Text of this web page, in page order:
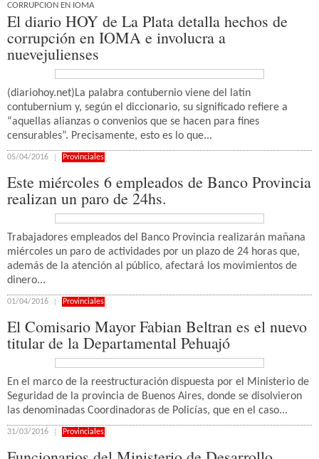
CORRUPCION EN IOMA
El diario HOY de La Plata detalla hechos de
corrupción en IOMA e involucra a
nuevejulienses
(diariohoy.net)La palabra contubernio viene del latín
contubernium y, según el diccionario, su significado refiere a
“aquellas alianzas o convenios que se hacen para fines
censurables”. Precisamente, esto es lo que...
05/04/2016 Provinciales
Este miércoles 6 empleados de Banco Provincia
realizan un paro de 24hs.
Trabajadores empleados del Banco Provincia realizarán mañana
miércoles un paro de actividades por un plazo de 24 horas que,
además de la atención al público, afectará los movimientos de
dinero...
01/04/2016 Provinciales
El Comisario Mayor Fabian Beltran es el nuevo
titular de la Departamental Pehuajó
En el marco de la reestructuración dispuesta por el Ministerio de
Seguridad de la provincia de Buenos Aires, donde se disolvieron
las denominadas Coordinadoras de Policías, que en el caso...
31/03/2016 Provinciales